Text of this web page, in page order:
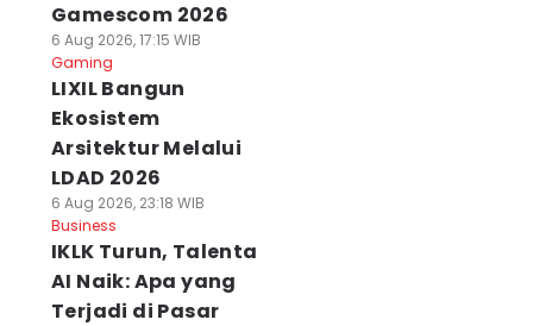
Gamescom 2026
6 Aug 2026, 17:15 WIB
Gaming
LIXIL Bangun
Ekosistem
Arsitektur Melalui
LDAD 2026
6 Aug 2026, 23:18 WIB
Business
IKLK Turun, Talenta
AI Naik: Apa yang
Terjadi di Pasar